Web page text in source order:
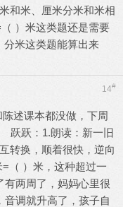
米、厘米分米和米相
）米这类题还是需要
分米这类题能算出来
14#
述课本都没做，下周
跃跃：1.朗读：新一旧
换，顺着很快，逆向
（ ）米，这种超过一
有两周了，妈妈心里很
调就升高了，孩子自